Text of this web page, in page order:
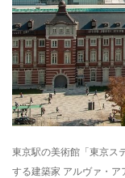
東京駅の美術館「東京ス
する建築家 アルヴァ・ア